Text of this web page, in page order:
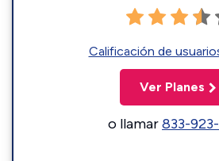
Calificación de
Ver Planes
o llamar833-